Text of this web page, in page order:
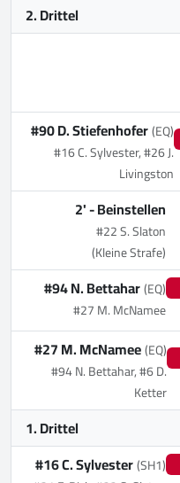
2. Drittel
#90 D. Stiefenhofer(EQ)
#16 C. Sylvester, #26 J.
Livingston
2' -Beinstellen
#22 S. Slaton
(Kleine Strafe)
#94 N. Bettahar(EQ)
#27 M. McNamee
#27 M. McNamee(EQ)
#94 N. Bettahar, #6 D.
Ketter
1. Drittel
#16 C. Sylvester(SH1)